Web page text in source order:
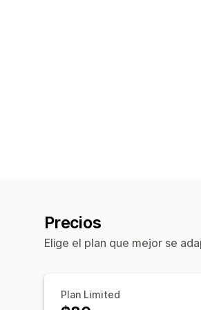
Precios
Elige el plan que mejor se
Plan Limited